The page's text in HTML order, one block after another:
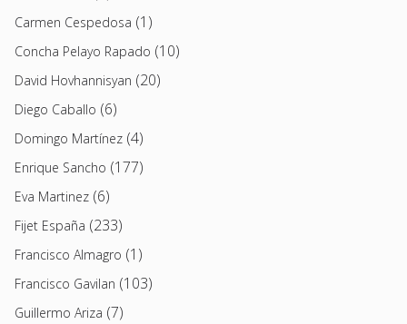
Carmen Cespedosa (1)
Concha Pelayo Rapado (10)
David Hovhannisyan (20)
Diego Caballo (6)
Domingo Martínez (4)
Enrique Sancho (177)
Eva Martinez (6)
Fijet España (233)
Francisco Almagro (1)
Francisco Gavilan (103)
Guillermo Ariza (7)